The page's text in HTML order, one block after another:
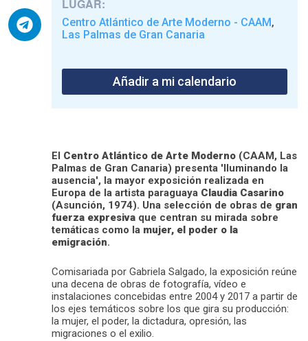
LUGAR:
Centro Atlántico de Arte Moderno - CAAM,
Las Palmas de Gran Canaria
Añadir a mi calendario
El Centro Atlántico de Arte Moderno (CAAM, Las
Palmas de Gran Canaria) presenta 'Iluminando la
ausencia', la mayor exposición realizada en
Europa de la artista paraguaya Claudia Casarino
(Asunción, 1974). Una selección de obras de gran
fuerza expresiva que centran su mirada sobre
temáticas como la mujer, el poder o la
emigración.
Comisariada por Gabriela Salgado, la exposición reúne
una decena de obras de fotografía, vídeo e
instalaciones concebidas entre 2004 y 2017 a partir de
los ejes temáticos sobre los que gira su producción:
la mujer, el poder, la dictadura, opresión, las
migraciones o el exilio.